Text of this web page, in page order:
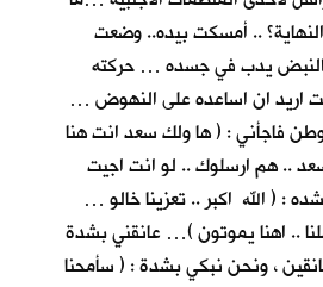
.. أمسكت بيده.. وضعت
النبض يدب في جسده … حركته
اريد ان اساعده على النهوض …
فاجأني : ( ها ولك سعد انت هنا
.. هم ارسلوك .. لو انت اجيت
: ( الله اكبر .. تعزينا خالو …
.. اهنا يموتون )… عانقني بشدة
، ونحن نبكي بشدة : ( سأمحنا